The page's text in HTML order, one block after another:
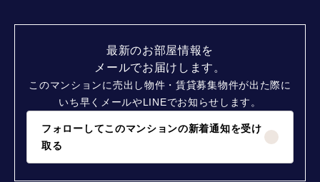
最新のお部屋情報を
メールでお届けします。
このマンションに売出し物件・賃貸募集物件が出た際に
いち早くメールやLINEでお知らせします。
フォローしてこのマンションの新着通知を受け
取る